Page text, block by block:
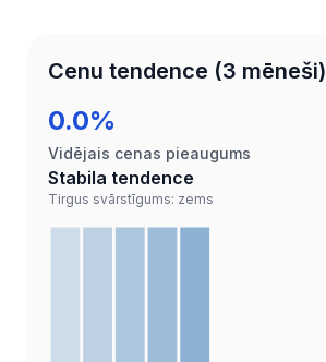
Cenu tendence (3 mēneši)
0.0%
Vidējais cenas pieaugums
Stabila tendence
Tirgus svārstīgums: zems